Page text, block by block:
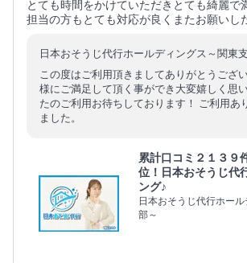
とても時間をかけていただきとても綺麗で
担当の方もとても対応が良くまたお願いし
日本おそうじ代行ホールディングス～関東
この度はご利用頂きましてありがとうござ
様にご満足して頂く事ができ大変嬉しく思
たのご利用お待ちしております！ ご利用あ
ました。
累計口コミ２１３９
位！日本おそうじ代
ング♪
日本おそうじ代行ホー
部～